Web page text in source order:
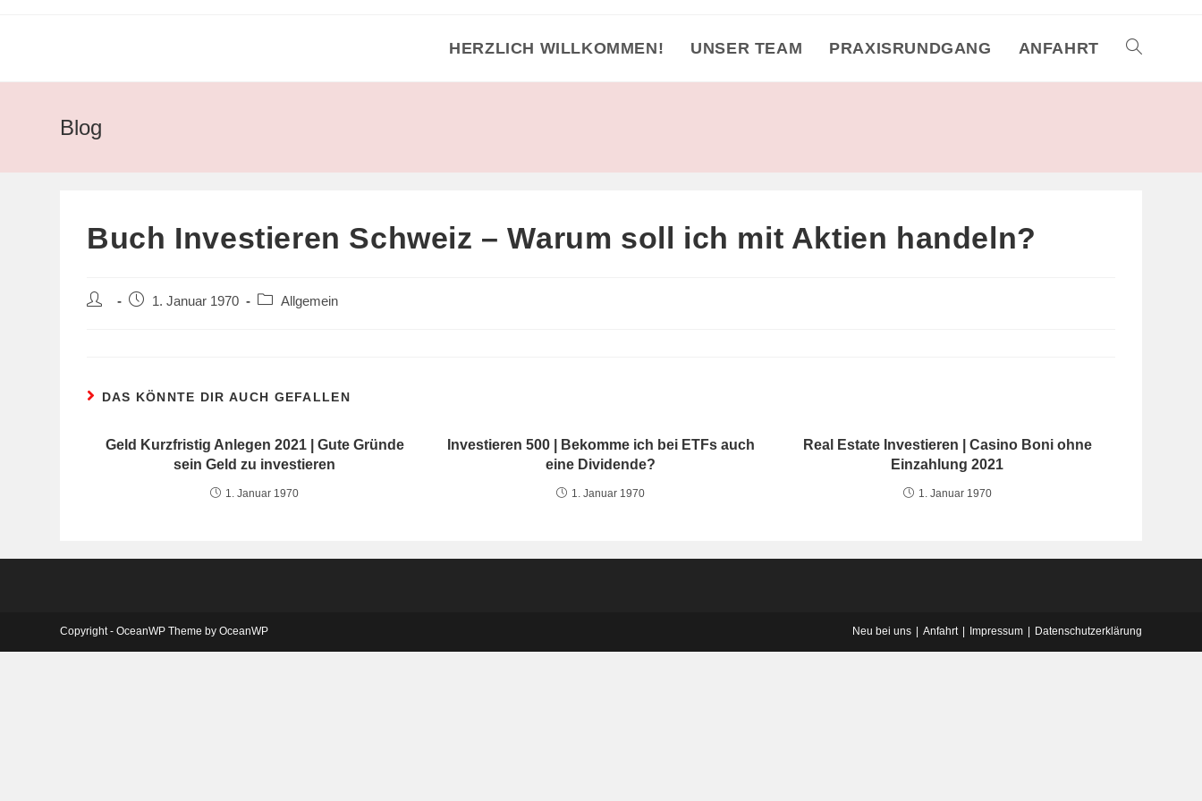
HERZLICH WILLKOMMEN! UNSER TEAM PRAXISRUNDGANG ANFAHRT TOGGLE
Blog
Buch Investieren Schweiz – Warum soll ich mit Aktien handeln?
Beitrags-Beitrag1. Januar 1970
Beitrags-
Allgemein
DAS KÖNNTE DIR AUCH GEFALLEN
Geld Kurzfristig Anlegen 2021 | Gute Gründe
sein Geld zu investieren
1. Januar 1970
Investieren 500 | Bekomme ich bei ETFs auch
eine Dividende?
1. Januar 1970
Real Estate Investieren | Casino Boni ohne
Einzahlung 2021
1. Januar 1970
Neu bei uns Anfahrt Impressum Datenschutzerklärung
Copyright - OceanWP Theme by OceanWP